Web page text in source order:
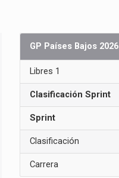
GP Países Bajos 2026
Libres 1
Clasificación Sprint
Sprint
Clasificación
Carrera